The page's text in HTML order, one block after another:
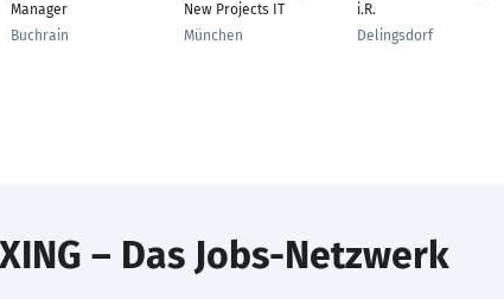
Manager
Buchrain
New Projects IT
München
i.R.
Delingsdorf
XING – Das Jobs-Netzwerk